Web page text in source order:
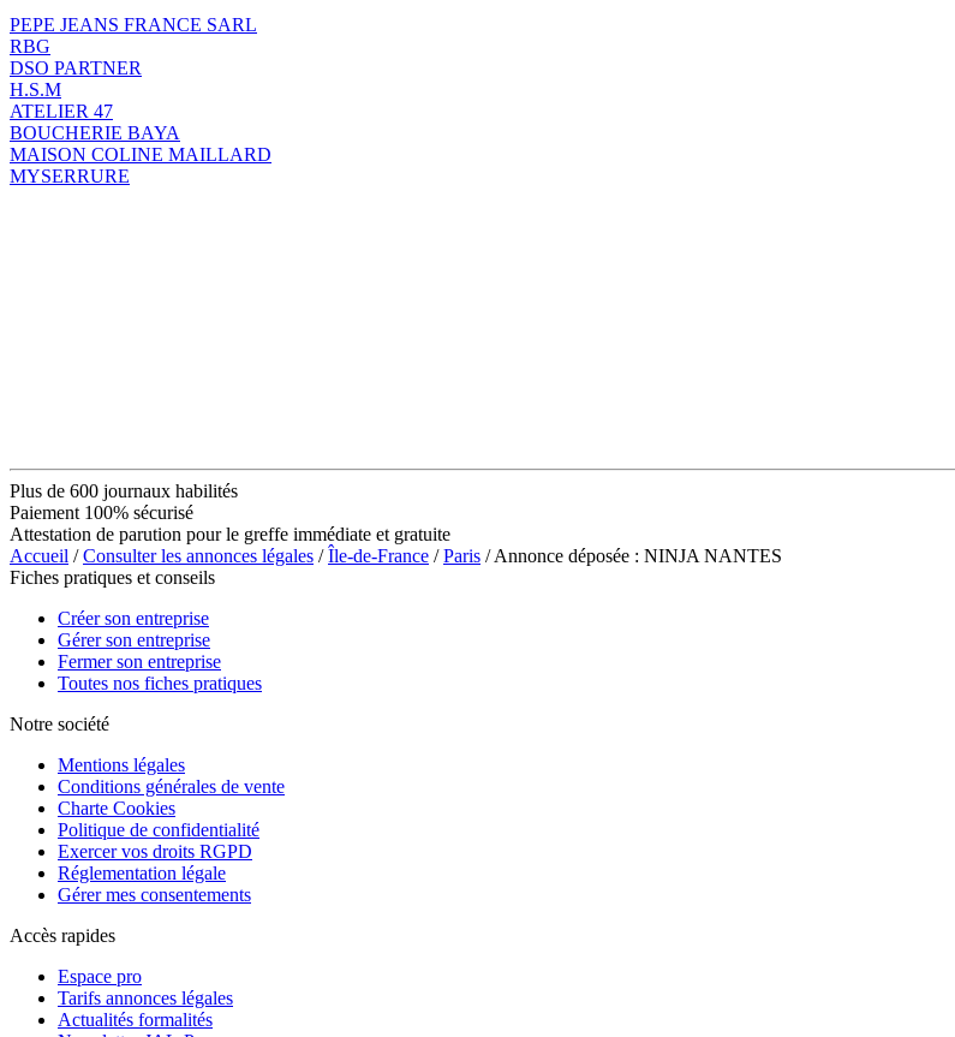
PEPE JEANS FRANCE SARL
RBG
DSO PARTNER
H.S.M
ATELIER 47
BOUCHERIE BAYA
MAISON COLINE MAILLARD
MYSERRURE
Plus de 600 journaux habilités
Paiement 100% sécurisé
Attestation de parution pour le greffe immédiate et gratuite
Accueil /Consulter les annonces légales /Île-de-France /Paris / Annonce déposée : NINJA NANTES
Fiches pratiques et conseils
Créer son entreprise
Gérer son entreprise
Fermer son entreprise
Toutes nos fiches pratiques
Notre société
Mentions légales
Conditions générales de vente
Charte Cookies
Politique de confidentialité
Exercer vos droits RGPD
Réglementation légale
Gérer mes consentements
Accès rapides
Espace pro
Tarifs annonces légales
Actualités formalités